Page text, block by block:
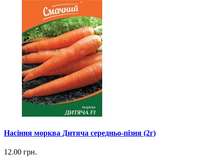
Насіння морква Дитяча середньо-пізня (2г)
12.00 грн.